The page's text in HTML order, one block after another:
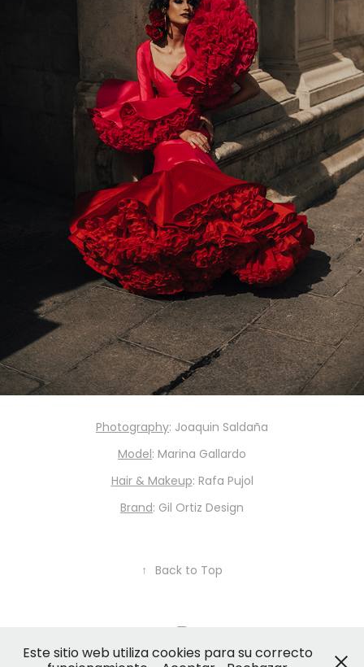
Photography: Joaquin Saldaña
Model: Marina Gallardo
Hair & Makeup: Rafa Pujol
Brand: Gil Ortiz Design
↑ Back to Top
Este sitio web utiliza cookies para su correcto